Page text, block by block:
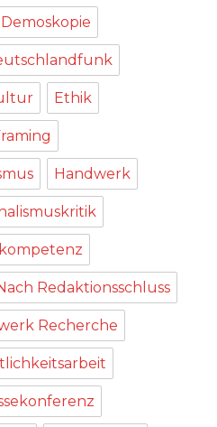
Demoskopie
Ethik
Handwerk
Redaktionsschluss
Recherche